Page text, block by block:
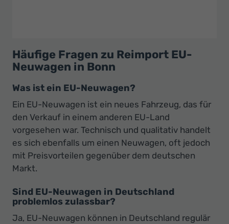
Häufige Fragen zu Reimport EU-
Neuwagen in Bonn
Was ist ein EU-Neuwagen?
Ein EU-Neuwagen ist ein neues Fahrzeug, das für
den Verkauf in einem anderen EU-Land
vorgesehen war. Technisch und qualitativ handelt
es sich ebenfalls um einen Neuwagen, oft jedoch
mit Preisvorteilen gegenüber dem deutschen
Markt.
Sind EU-Neuwagen in Deutschland
problemlos zulassbar?
Ja, EU-Neuwagen können in Deutschland regulär